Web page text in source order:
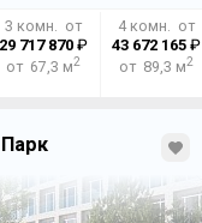
3 комн. от
29 717 870₽
от 67,3 м2
4 комн. от
43 672 165 ₽
от 89,3 м2